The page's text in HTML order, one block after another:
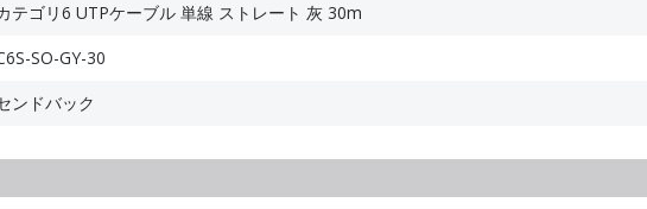
テゴリ6 UTPケーブル 単線 ストレート 灰 30m
SO-GY-30
ンドバック